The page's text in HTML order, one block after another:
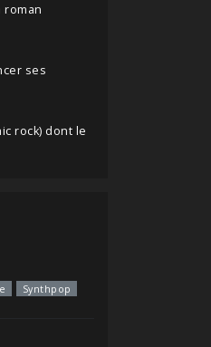
roman
ses
rock) dont le
Synthpop